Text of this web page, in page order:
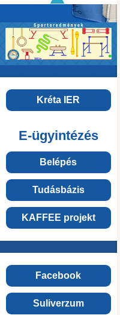
Kréta IER
E-ügyintézés
Belépés
Tudásbázis
KAFFEE projekt
Facebook
Suliverzum